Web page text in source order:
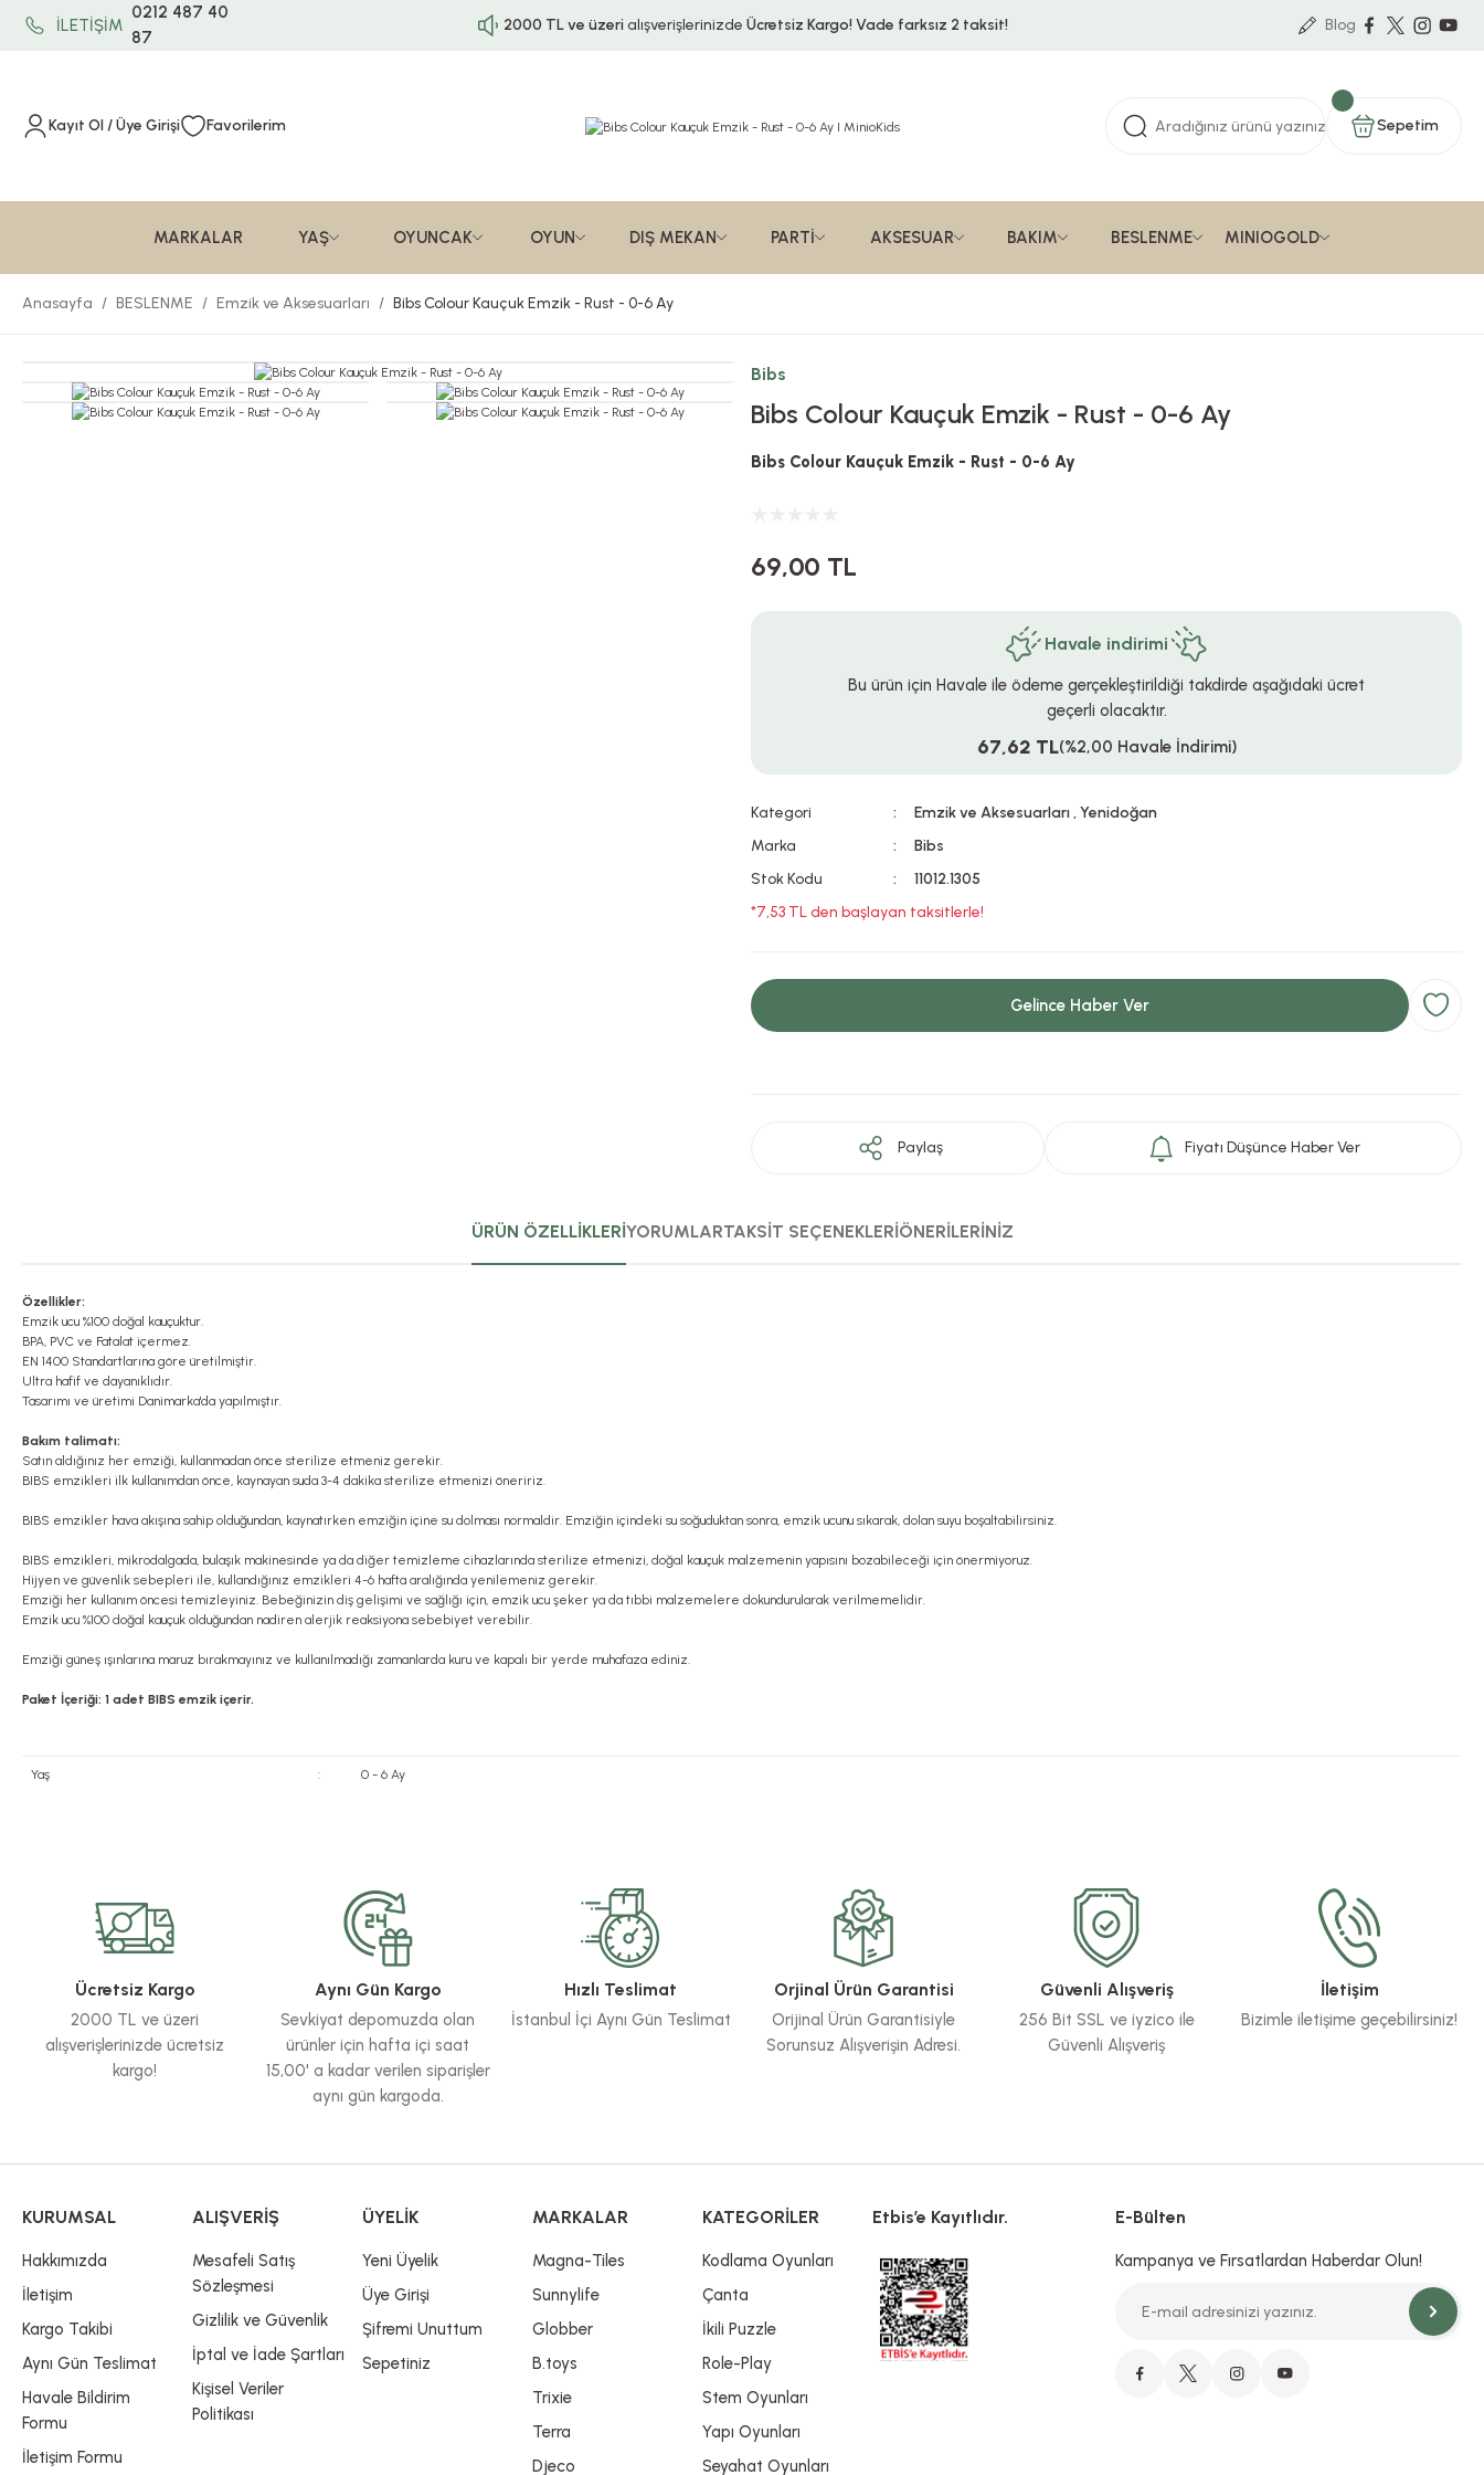
İLETİŞİM
0212 487 40
87
2000 TL ve üzerialışverişlerinizde Ücretsiz Kargo!Vade farksız 2 taksit! Blog
Kayıt Ol / Üye Girişi Favorilerim Sepetim
MARKALAR YAŞ OYUNCAK OYUN DIŞ MEKAN PARTİ AKSESUAR BAKIM BESLENME MINIOGOLD
Anasayfa BESLENME Emzik ve Aksesuarları Bibs Colour Kauçuk Emzik - Rust - 0-6 Ay
Bibs
Bibs Colour Kauçuk Emzik - Rust - 0-6 Ay
Bibs Colour Kauçuk Emzik - Rust - 0-6 Ay
69,00 TL
Havale indirimi
Bu ürün için Havale ile ödeme gerçekleştirildiği takdirde aşağıdaki ücret
geçerli olacaktır.
67,62 TL(%2,00 Havale İndirimi)
Kategori Emzik ve Aksesuarları,Yenidoğan
Marka
Bibs
Stok Kodu
11012.1305
*7,53 TL den başlayan taksitlerle!
Gelince Haber Ver
Paylaş Fiyatı Düşünce Haber Ver
ÜRÜN ÖZELLİKLERİYORUMLARTAKSİT SEÇENEKLERİÖNERİLERİNİZ
Özellikler:
Emzik ucu %100 doğal kauçuktur.
BPA, PVC ve Fatalat içermez.
EN 1400 Standartlarına göre üretilmiştir.
Ultra hafif ve dayanıklıdır.
Tasarımı ve üretimi Danimarka'da yapılmıştır.
Bakım talimatı:
Satın aldığınız her emziği, kullanmadan önce sterilize etmeniz gerekir.
BIBS emzikleri ilk kullanımdan önce, kaynayan suda 3-4 dakika sterilize etmenizi öneririz.
BIBS emzikler hava akışına sahip olduğundan, kaynatırken emziğin içine su dolması normaldir. Emziğin içindeki su soğuduktan sonra, emzik ucunu sıkarak, dolan suyu boşaltabilirsiniz.
BIBS emzikleri, mikrodalgada, bulaşık makinesinde ya da diğer temizleme cihazlarında sterilize etmenizi, doğal kauçuk malzemenin yapısını bozabileceği için önermiyoruz.
Hijyen ve güvenlik sebepleri ile, kullandığınız emzikleri 4-6 hafta aralığında yenilemeniz gerekir.
Emziği her kullanım öncesi temizleyiniz. Bebeğinizin diş gelişimi ve sağlığı için, emzik ucu şeker ya da tıbbi malzemelere dokundurularak verilmemelidir.
Emzik ucu %100 doğal kauçuk olduğundan nadiren alerjik reaksiyona sebebiyet verebilir.
Emziği güneş ışınlarına maruz bırakmayınız ve kullanılmadığı zamanlarda kuru ve kapalı bir yerde muhafaza ediniz.
Paket İçeriği: 1 adet BIBS emzik içerir.
Yaş : 0 - 6 Ay
Ürün resmi kalitesiz, bozuk veya görüntülenemiyor.
Ürün açıklamasında eksik bilgiler bulunuyor.
Ürün bilgilerinde hatalar bulunuyor.
Ürün fiyatı diğer sitelerden daha pahalı.
Bu ürüne benzer farklı alternatifler olmalı.
Ücretsiz Kargo
2000 TL ve üzeri
alışverişlerinizde ücretsiz
kargo!
Aynı Gün Kargo
Sevkiyat depomuzda olan
ürünler için hafta içi saat
15,00' a kadar verilen siparişler
aynı gün kargoda.
Hızlı Teslimat
İstanbul İçi Aynı Gün Teslimat
Orjinal Ürün Garantisi
Orijinal Ürün Garantisiyle
Sorunsuz Alışverişin Adresi.
Güvenli Alışveriş
256 Bit SSL ve iyzico ile
Güvenli Alışveriş
İletişim
Bizimle iletişime geçebilirsiniz!
KURUMSAL
Hakkımızda
İletişim
Kargo Takibi
Aynı Gün Teslimat
Havale Bildirim
Formu
İletişim Formu
ALIŞVERİŞ
Mesafeli Satış
Sözleşmesi
Gizlilik ve Güvenlik
İptal ve İade Şartları
Kişisel Veriler
Politikası
ÜYELİK
Yeni Üyelik
Üye Girişi
Şifremi Unuttum
Sepetiniz
MARKALAR
Magna-Tiles
Sunnylife
Globber
B.toys
Trixie
Terra
Djeco
KATEGORİLER
Kodlama Oyunları
Çanta
İkili Puzzle
Role-Play
Stem Oyunları
Yapı Oyunları
Seyahat Oyunları
Etbis’e Kayıtlıdır. E-Bülten
Kampanya ve Fırsatlardan Haberdar Olun!